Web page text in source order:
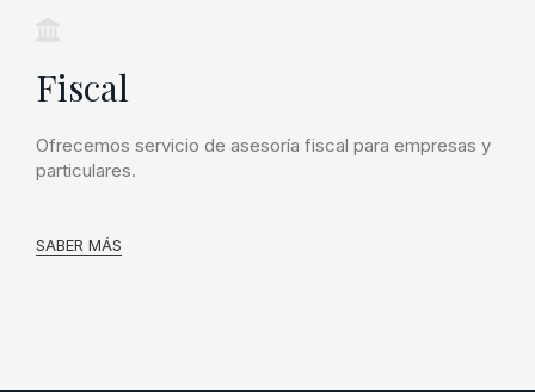
Fiscal
Ofrecemos servicio de asesoría fiscal para empresas y
particulares.
SABER MÁS